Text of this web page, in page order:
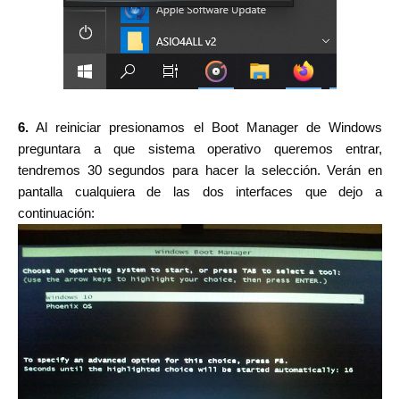
6. Al reiniciar presionamos el Boot Manager de Windows
preguntara a que sistema operativo queremos entrar,
tendremos 30 segundos para hacer la selección. Verán en
pantalla cualquiera de las dos interfaces que dejo a
continuación: